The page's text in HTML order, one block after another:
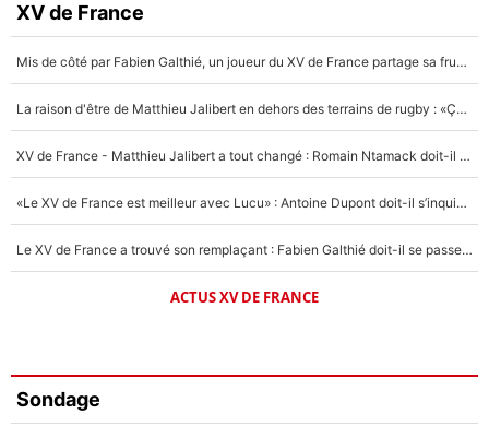
XV de France
Mis de côté par Fabien Galthié, un joueur du XV de France partage sa frustration : «ils ne me l’ont pas dit tout de suite»
La raison d'être de Matthieu Jalibert en dehors des terrains de rugby : «Ça m'atteint autant que si tu touches à un membre de ma famille»
XV de France - Matthieu Jalibert a tout changé : Romain Ntamack doit-il s’inquiéter pour sa place à un an de la Coupe du monde ?
«Le XV de France est meilleur avec Lucu» : Antoine Dupont doit-il s’inquiéter pour sa place ?
Le XV de France a trouvé son remplaçant : Fabien Galthié doit-il se passer d'Antoine Dupont ?
ACTUS XV DE FRANCE
Sondage